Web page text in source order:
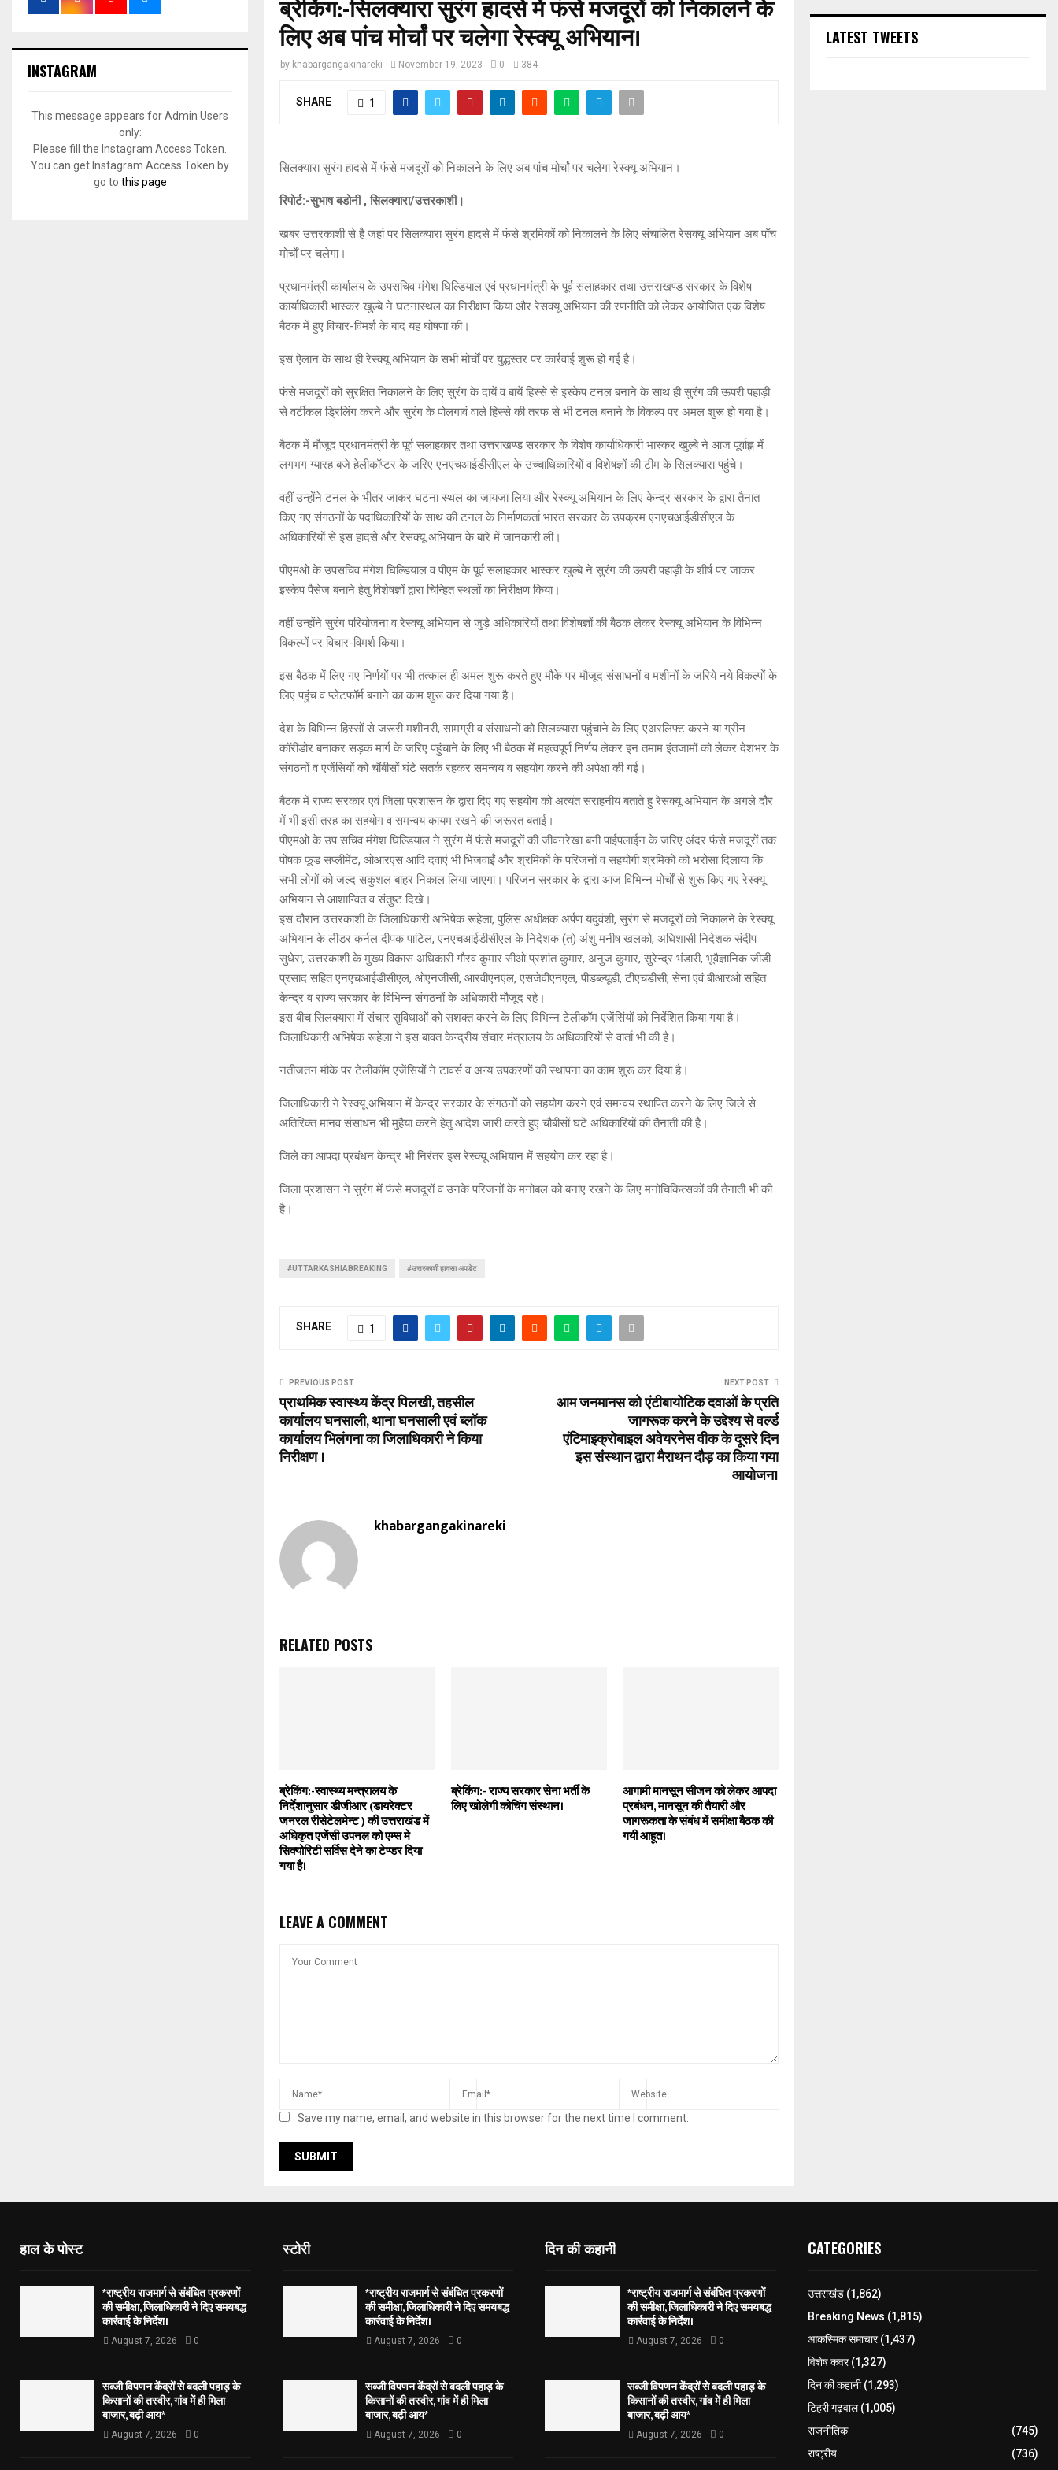
ब्रेकिंग:-सिलक्यारा सुरंग हादसे में फंसे मजदूरों को निकालने के
लिए अब पांच मोर्चां पर चलेगा रेस्क्यू अभियान।
by khabargangakinareki November 19, 2023 0 384
SHARE 1
सिलक्यारा सुरंग हादसे में फंसे मजदूरों को निकालने के लिए अब पांच मोर्चां पर चलेगा रेस्क्यू अभियान।
रिपोर्ट:-सुभाष बडोनी , सिलक्यारा/उत्तरकाशी।
खबर उत्तरकाशी से है जहां पर सिलक्यारा सुरंग हादसे में फंसे श्रमिकों को निकालने के लिए संचालित रेसक्यू अभियान अब पॉंच
मोर्चों पर चलेगा।
प्रधानमंत्री कार्यालय के उपसचिव मंगेश घिल्डियाल एवं प्रधानमंत्री के पूर्व सलाहकार तथा उत्तराखण्ड सरकार के विशेष
कार्याधिकारी भास्कर खुल्बे ने घटनास्थल का निरीक्षण किया और रेसक्यू अभियान की रणनीति को लेकर आयोजित एक विशेष
बैठक में हुए विचार-विमर्श के बाद यह घोषणा की।
इस ऐलान के साथ ही रेस्क्यू अभियान के सभी मोर्चों पर युद्धस्तर पर कार्रवाई शुरू हो गई है।
फंसे मजदूरों को सुरक्षित निकालने के लिए सुरंग के दायें व बायें हिस्से से इस्केप टनल बनाने के साथ ही सुरंग की ऊपरी पहाड़ी
से वर्टीकल ड्रिलिंग करने और सुरंग के पोलगावं वाले हिस्से की तरफ से भी टनल बनाने के विकल्प पर अमल शुरू हो गया है।
बैठक में मौजूद प्रधानमंत्री के पूर्व सलाहकार तथा उत्तराखण्ड सरकार के विशेष कार्याधिकारी भास्कर खुल्बे ने आज पूर्वाह्न में
लगभग ग्यारह बजे हेलीकॉप्टर के जरिए एनएचआईडीसीएल के उच्चाधिकारियों व विशेषज्ञों की टीम के सिलक्यारा पहुंचे।
वहीं उन्होंने टनल के भीतर जाकर घटना स्थल का जायजा लिया और रेस्क्यू अभियान के लिए केन्द्र सरकार के द्वारा तैनात
किए गए संगठनों के पदाधिकारियों के साथ की टनल के निर्माणकर्ता भारत सरकार के उपक्रम एनएचआईडीसीएल के
अधिकारियों से इस हादसे और रेसक्यू अभियान के बारे में जानकारी ली।
पीएमओ के उपसचिव मंगेश घिल्डियाल व पीएम के पूर्व सलाहकार भास्कर खुल्बे ने सुरंग की ऊपरी पहाड़ी के शीर्ष पर जाकर
इस्केप पैसेज बनाने हेतु विशेषज्ञों द्वारा चिन्हित स्थलों का निरीक्षण किया।
वहीं उन्होंने सुरंग परियोजना व रेस्क्यू अभियान से जुड़े अधिकारियों तथा विशेषज्ञों की बैठक लेकर रेस्क्यू अभियान के विभिन्न
विकल्पों पर विचार-विमर्श किया।
इस बैठक में लिए गए निर्णयों पर भी तत्काल ही अमल शुरू करते हुए मौके पर मौजूद संसाधनों व मशीनों के जरिये नये विकल्पों के
लिए पहुंच व प्लेटफॉर्म बनाने का काम शुरू कर दिया गया है।
देश के विभिन्न हिस्सों से जरूरी मशीनरी, सामग्री व संसाधनों को सिलक्यारा पहुंचाने के लिए एअरलिफ्ट करने या ग्रीन
कॉरीडोर बनाकर सड़क मार्ग के जरिए पहुंचाने के लिए भी बैठक मेें महत्वपूर्ण निर्णय लेकर इन तमाम इंतजामों को लेकर देशभर के
संगठनों व एजेंसियों को चौंबीसों घंटे सतर्क रहकर समन्वय व सहयोग करने की अपेक्षा की गई।
बैठक में राज्य सरकार एवं जिला प्रशासन के द्वारा दिए गए सहयोग को अत्यंत सराहनीय बताते हु रेसक्यू अभियान के अगले दौर
में भी इसी तरह का सहयोग व समन्वय कायम रखने की जरूरत बताई।
पीएमओ के उप सचिव मंगेश घिल्डियाल ने सुरंग में फंसे मजदूरों की जीवनरेखा बनी पाईपलाईन के जरिए अंदर फंसे मजदूरों तक
पोषक फूड सप्लीमेंट, ओआरएस आदि दवाएं भी भिजवाईं और श्रमिकों के परिजनों व सहयोगी श्रमिकों को भरोसा दिलाया कि
सभी लोगों को जल्द सकुशल बाहर निकाल लिया जाएगा। परिजन सरकार के द्वारा आज विभिन्न मोर्चों से शुरू किए गए रेस्क्यू
अभियान से आशान्वित व संतुष्ट दिखे।
इस दौरान उत्तरकाशी के जिलाधिकारी अभिषेक रूहेला, पुलिस अधीक्षक अर्पण यदुवंशी, सुरंग से मजदूरों को निकालने के रेस्क्यू
अभियान के लीडर कर्नल दीपक पाटिल, एनएचआईडीसीएल के निदेशक (त) अंशु मनीष खलको, अधिशासी निदेशक संदीप
सुधेरा, उत्तरकाशी के मुख्य विकास अधिकारी गौरव कुमार सीओ प्रशांत कुमार, अनुज कुमार, सुरेन्द्र भंडारी, भूवैज्ञानिक जीडी
प्रसाद सहित एनएचआईडीसीएल, ओएनजीसी, आरवीएनएल, एसजेवीएनएल, पीडब्ल्यूडी, टीएचडीसी, सेना एवं बीआरओ सहित
केन्द्र व राज्य सरकार के विभिन्न संगठनों के अधिकारी मौजूद रहे।
इस बीच सिलक्यारा में संचार सुविधाओं को सशक्त करने के लिए विभिन्न टेलीकॉम एजेंसिंयों को निर्देशित किया गया है।
जिलाधिकारी अभिषेक रूहेला ने इस बावत केन्द्रीय संचार मंत्रालय के अधिकारियों से वार्ता भी की है।
नतीजतन मौके पर टेलीकॉम एजेंसियों ने टावर्स व अन्य उपकरणों की स्थापना का काम शुरू कर दिया है।
जिलाधिकारी ने रेस्क्यू अभियान में केन्द्र सरकार के संगठनों को सहयोग करने एवं समन्वय स्थापित करने के लिए जिले से
अतिरिक्त मानव संसाधन भी मुहैया करने हेतु आदेश जारी करते हुए चौबीसों घंटे अधिकारियों की तैनाती की है।
जिले का आपदा प्रबंधन केन्द्र भी निरंतर इस रेस्क्यू अभियान में सहयोग कर रहा है।
जिला प्रशासन ने सुरंग में फंसे मजदूरों व उनके परिजनों के मनोबल को बनाए रखने के लिए मनोचिकित्सकों की तैनाती भी की
है।
#UTTARKASHIABREAKING #उत्तरकाशी हादसा अपडेट
SHARE 1
PREVIOUS POST
प्राथमिक स्वास्थ्य केंद्र पिलखी, तहसील
कार्यालय घनसाली, थाना घनसाली एवं ब्लॉक
कार्यालय भिलंगना का जिलाधिकारी ने किया
निरीक्षण ।
NEXT POST
आम जनमानस को एंटीबायोटिक दवाओं के प्रति
जागरूक करने के उद्देश्य से वर्ल्ड
एंटिमाइक्रोबाइल अवेयरनेस वीक के दूसरे दिन
इस संस्थान द्वारा मैराथन दौड़ का किया गया
आयोजन।
khabargangakinareki
RELATED POSTS
ब्रेकिंग:-स्वास्थ्य मन्त्रालय के
निर्देशानुसार डीजीआर (डायरेक्टर
जनरल रीसेटेलमेन्ट ) की उत्तराखंड में
अधिकृत एजेंसी उपनल को एम्स मे
सिक्योरिटी सर्विस देने का टेण्डर दिया
गया है।
ब्रेकिंग:- राज्य सरकार सेना भर्ती के
लिए खोलेगी कोचिंग संस्थान।
आगामी मानसून सीजन को लेकर आपदा
प्रबंधन, मानसून की तैयारी और
जागरूकता के संबंध में समीक्षा बैठक की
गयी आहूत।
LEAVE A COMMENT
Save my name, email, and website in this browser for the next time I comment.
INSTAGRAM
This message appears for Admin Users
only:
Please fill the Instagram Access Token.
You can get Instagram Access Token by
go to this page
LATEST TWEETS
हाल के पोस्ट
*राष्ट्रीय राजमार्ग से संबंधित प्रकरणों
की समीक्षा, जिलाधिकारी ने दिए समयबद्ध
कार्रवाई के निर्देश।
August 7, 2026 0
सब्जी विपणन केंद्रों से बदली पहाड़ के
किसानों की तस्वीर, गांव में ही मिला
बाजार, बढ़ी आय*
August 7, 2026 0
स्टोरी
*राष्ट्रीय राजमार्ग से संबंधित प्रकरणों
की समीक्षा, जिलाधिकारी ने दिए समयबद्ध
कार्रवाई के निर्देश।
August 7, 2026 0
सब्जी विपणन केंद्रों से बदली पहाड़ के
किसानों की तस्वीर, गांव में ही मिला
बाजार, बढ़ी आय*
August 7, 2026 0
दिन की कहानी
*राष्ट्रीय राजमार्ग से संबंधित प्रकरणों
की समीक्षा, जिलाधिकारी ने दिए समयबद्ध
कार्रवाई के निर्देश।
August 7, 2026 0
सब्जी विपणन केंद्रों से बदली पहाड़ के
किसानों की तस्वीर, गांव में ही मिला
बाजार, बढ़ी आय*
August 7, 2026 0
CATEGORIES
उत्तराखंड(1,862)
Breaking News (1,815)
आकस्मिक समाचार(1,437)
विशेष कवर(1,327)
दिन की कहानी(1,293)
टिहरी गढ़वाल(1,005)
राजनीतिक
(745)
राष्ट्रीय
(736)